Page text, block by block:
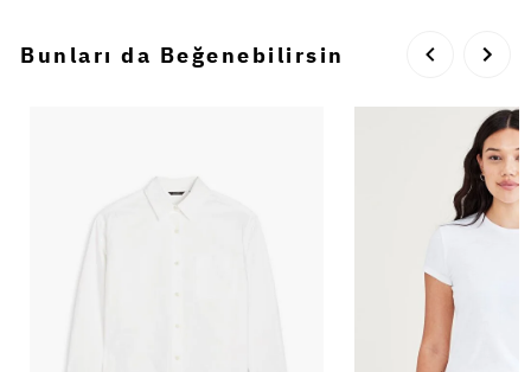
Bunları da Beğenebilirsin